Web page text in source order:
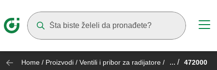
Home / Proizvodi / Ventili i pribor za radijatore / ... / 472000